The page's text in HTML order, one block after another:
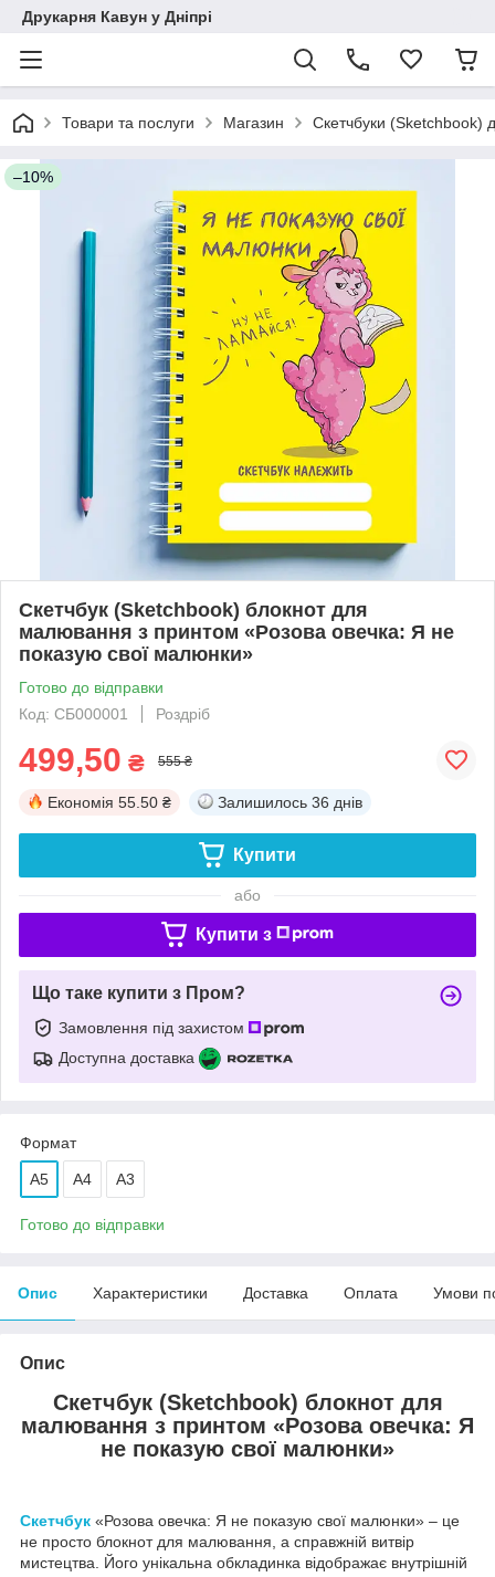
Друкарня Кавун у Дніпрі
Товари та послуги Магазин Скетчбуки (Sketchbook)
–10%
Скетчбук (Sketchbook) блокнот для
малювання з принтом «Розова овечка: Я не
показую свої малюнки»
Готово до відправки
Код: СБ000001
Роздріб
499,50 ₴ 555 ₴
Економія 55.50 ₴ Залишилось 36 днів
Купити
або
Купити з
Що таке купити з Пром?
Замовлення під захистом
Доступна доставка
Формат
A5 А4 А3
Готово до відправки
Опис Характеристики Доставка Оплата Умови
Опис
Скетчбук (Sketchbook) блокнот для
малювання з принтом «Розова овечка: Я
не показую свої малюнки»
Скетчбук «Розова овечка: Я не показую свої малюнки» – це
не просто блокнот для малювання, а справжній витвір
мистецтва. Його унікальна обкладинка відображає внутрішній